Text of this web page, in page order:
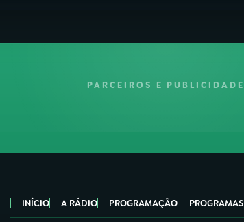
PARCEIROS E PUBLICIDADE
INÍCIO A RÁDIO PROGRAMAÇÃO PROGRAMAS